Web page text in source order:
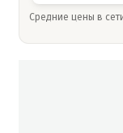
Средние цены в